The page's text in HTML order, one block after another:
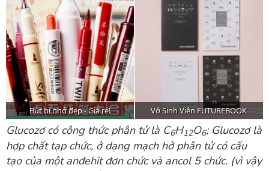
Glucozơ có công thức phân tử là C6H12O6; Glucozơ là
hợp chất tạp chức, ở dạng mạch hở phân tử có cấu
tạo của một anđehit đơn chức và ancol 5 chức. (vì vậy